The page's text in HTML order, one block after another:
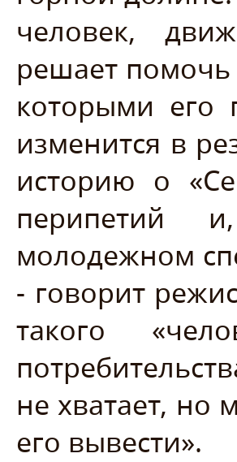
человек,
решает
которыми его
изменится в
историю о
перипетий
молодежном
- говорит
такого
не хватает, но
его вывести».